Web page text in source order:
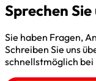
Sprechen Sie
Sie haben Fragen,
Schreiben Sie uns
schnellstmöglich bei